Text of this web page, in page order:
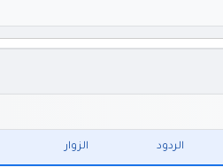
الردود الزوار